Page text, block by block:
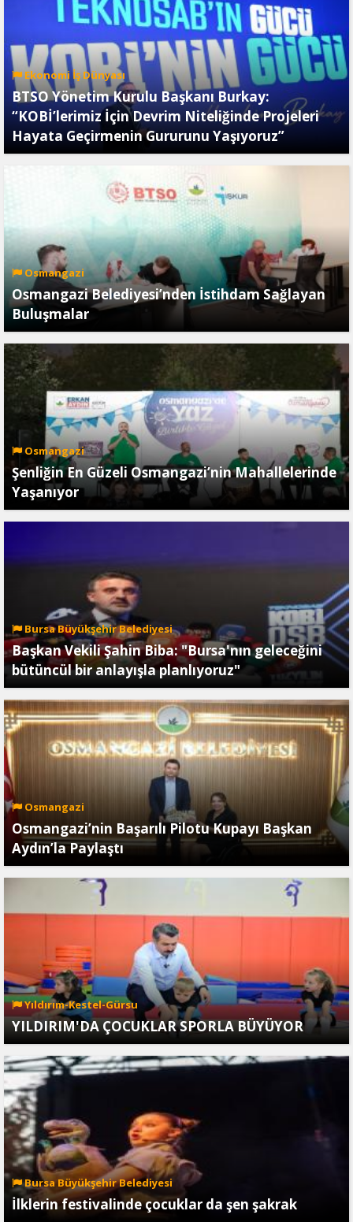
Ekonomi İş Dünyası
BTSO Yönetim Kurulu Başkanı Burkay:
“KOBİ’lerimiz İçin Devrim Niteliğinde Projeleri
Hayata Geçirmenin Gururunu Yaşıyoruz”
Osmangazi
Osmangazi Belediyesi’nden İstihdam Sağlayan
Buluşmalar
Osmangazi
Şenliğin En Güzeli Osmangazi’nin Mahallelerinde
Yaşanıyor
Bursa Büyükşehir Belediyesi
Başkan Vekili Şahin Biba: "Bursa'nın geleceğini
bütüncül bir anlayışla planlıyoruz"
Osmangazi
Osmangazi’nin Başarılı Pilotu Kupayı Başkan
Aydın’la Paylaştı
Yıldırım-Kestel-Gürsu
YILDIRIM'DA ÇOCUKLAR SPORLA BÜYÜYOR
Bursa Büyükşehir Belediyesi
İlklerin festivalinde çocuklar da şen şakrak